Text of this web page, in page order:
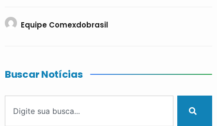
Equipe Comexdobrasil
Buscar Notícias